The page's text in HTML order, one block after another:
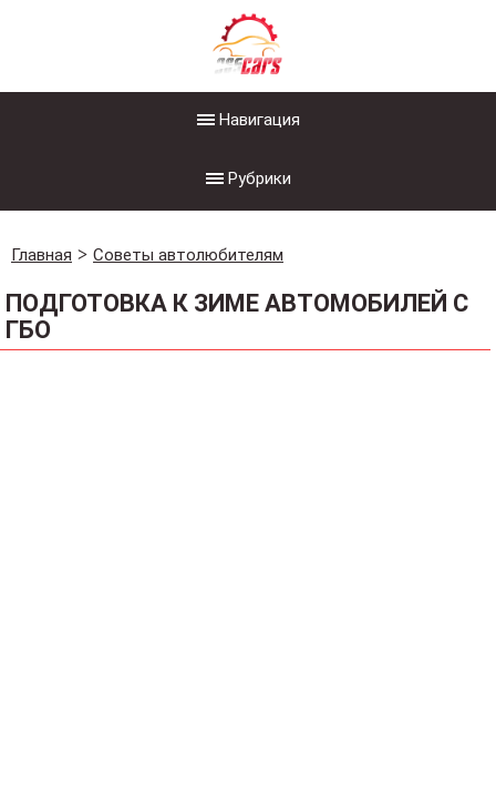
Навигация
Рубрики
Главная Советы автолюбителям
ПОДГОТОВКА К ЗИМЕ АВТОМОБИЛЕЙ С
ГБО